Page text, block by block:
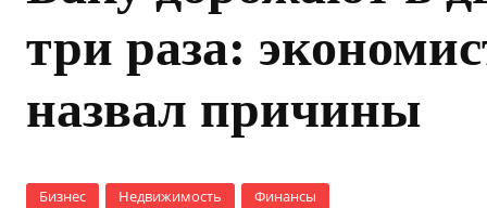
три раза:
назвал причины
Бизнес Недвижимость Финансы